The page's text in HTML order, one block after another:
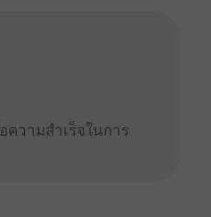
ความสำเร็จในการ